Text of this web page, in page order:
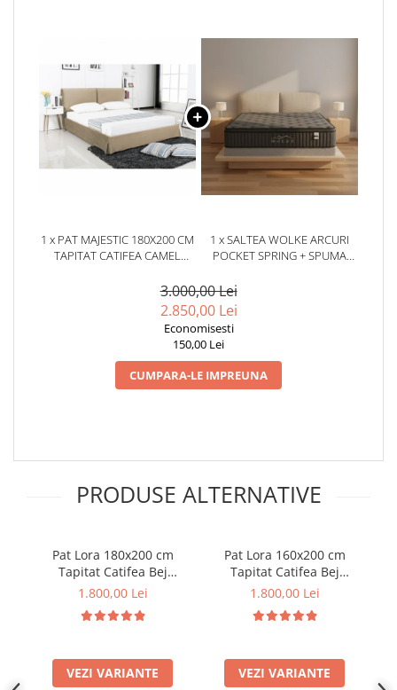
1 x PAT MAJESTIC 180X200 CM
TAPITAT CATIFEA CAMEL
1 x SALTEA WOLKE ARCURI
POCKET SPRING + SPUMA
3.000,00 Lei
2.850,00 Lei
Economisesti
150,00 Lei
CUMPARA-LE IMPREUNA
PRODUSE ALTERNATIVE
Pat Lora 180x200 cm
Tapitat Catifea Bej
Somiera Inclusa (cod ML
1.800,00 Lei
VEZI VARIANTE
Pat Lora 160x200 cm
Tapitat Catifea Bej
Somiera Inclusa (cod ML
1.800,00 Lei
VEZI VARIANTE